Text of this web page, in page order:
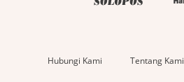
Hubungi Kami Tentang Kami